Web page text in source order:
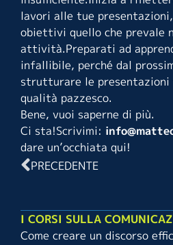
lavori alle tue
obiettivi quello che prevale
attività.Preparati ad
infallibile, perché dal
strutturare le presentazioni
qualità pazzesco.
Bene, vuoi saperne di più.
Ci sta!Scrivimi:
dare un’occhiata qui!
PRECEDENTE
I CORSI SULLA
Come creare un discorso